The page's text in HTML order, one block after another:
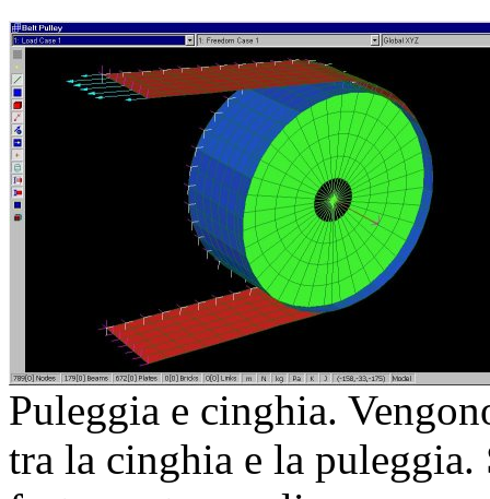
Puleggia e cinghia.
tra la cinghia e la